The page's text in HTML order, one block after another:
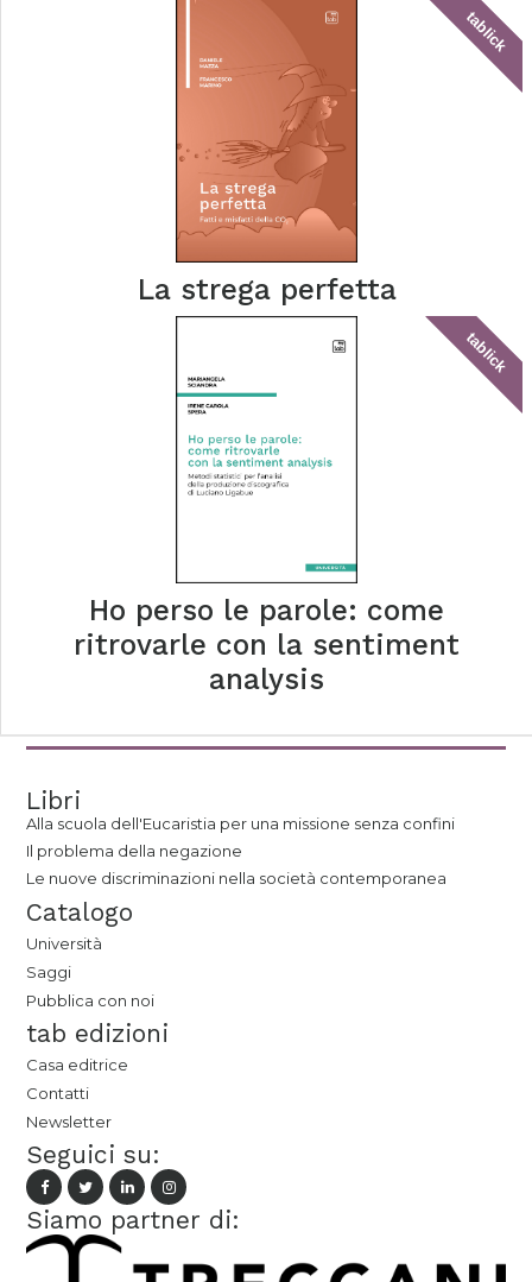
tablick
La strega perfetta
tablick
Ho perso le parole: come
ritrovarle con la sentiment
analysis
Libri
Alla scuola dell'Eucaristia per una missione senza confini
Il problema della negazione
Le nuove discriminazioni nella società contemporanea
Catalogo
Università
Saggi
Pubblica con noi
tab edizioni
Casa editrice
Contatti
Newsletter
Seguici su:
Siamo partner di: